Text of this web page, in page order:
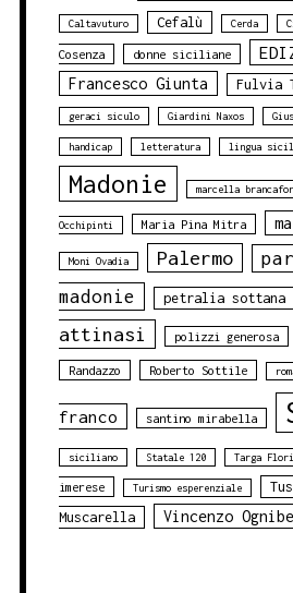
Caltavuturo Cefalù Cerda
Cosenza donne siciliane
Francesco Giunta Fulvia
geraci siculo Giardini Naxos
handicap letteratura lingua
Madonie marcella
Occhipinti Maria Pina Mitra
Moni Ovadia Palermo
madonie
petralia sottana
attinasi
polizzi generosa
Randazzo Roberto Sottile
franco santino mirabella
siciliano Statale 120 Targa
imerese Turismo esperenziale
Muscarella
Vincenzo